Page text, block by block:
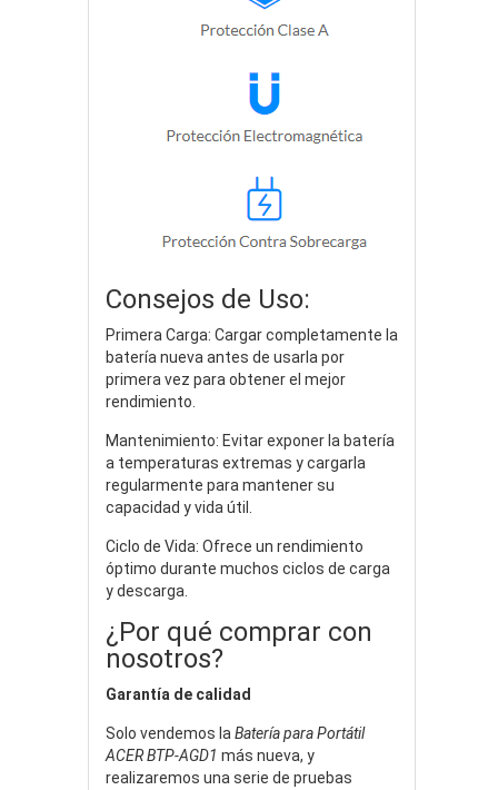
Consejos de Uso:
Primera Carga: Cargar completamente la
batería nueva antes de usarla por
primera vez para obtener el mejor
rendimiento.
Mantenimiento: Evitar exponer la batería
a temperaturas extremas y cargarla
regularmente para mantener su
capacidad y vida útil.
Ciclo de Vida: Ofrece un rendimiento
óptimo durante muchos ciclos de carga
y descarga.
¿Por qué comprar con
nosotros?
Garantía de calidad
Solo vendemos la Batería para Portátil
ACER BTP-AGD1 más nueva, y
realizaremos una serie de pruebas